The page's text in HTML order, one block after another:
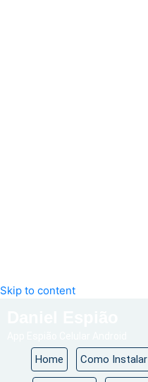
Skip to content
Home Como Instalar